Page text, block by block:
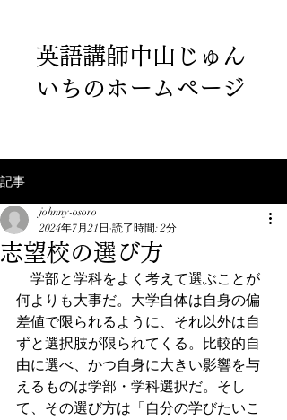
英語講師中山じゅん
いちのホームページ
記事
志望校の選び方
johnny-osoro
2024年7月21日 読了時間: 2分
学部と学科をよく考えて選ぶことが
何よりも大事だ。大学自体は自身の偏
差値で限られるように、それ以外は自
ずと選択肢が限られてくる。比較的自
由に選べ、かつ自身に大きい影響を与
えるものは学部・学科選択だ。そし
て、その選び方は「自分の学びたいこ